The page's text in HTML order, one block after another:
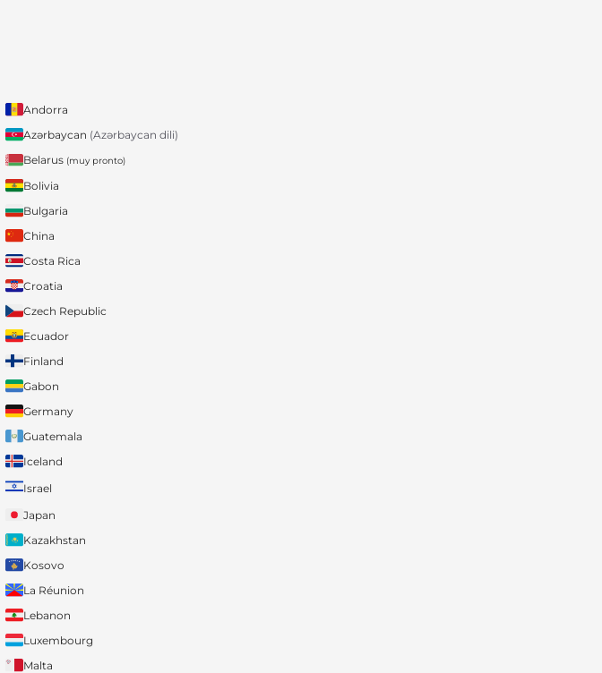
Andorra
Azərbaycan (Azərbaycan dili)
Belarus (muy pronto)
Bolivia
Bulgaria
China
Costa Rica
Croatia
Czech Republic
Ecuador
Finland
Gabon
Germany
Guatemala
Iceland
Israel
Japan
Kazakhstan
Kosovo
La Réunion
Lebanon
Luxembourg
Malta